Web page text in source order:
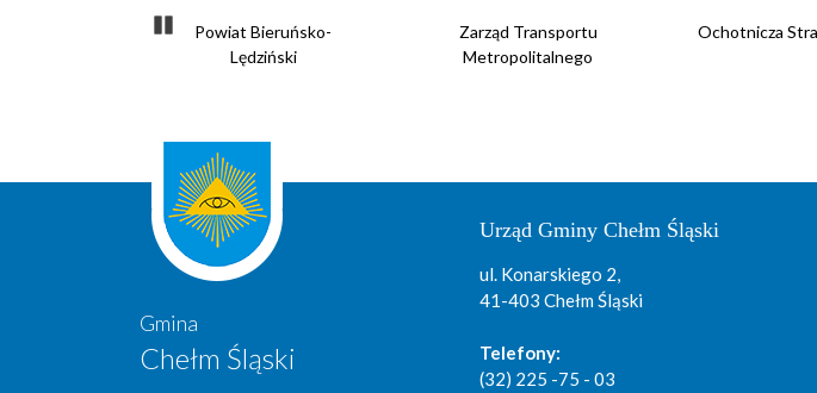
Powiat Bieruńsko-
Lędziński
Zarząd Transportu
Metropolitalnego
Ochotnicza
Gmina
Chełm Śląski
Urząd Gminy Chełm Śląski
ul. Konarskiego 2,
41-403 Chełm Śląski
Telefony:
(32) 225 -75 - 03